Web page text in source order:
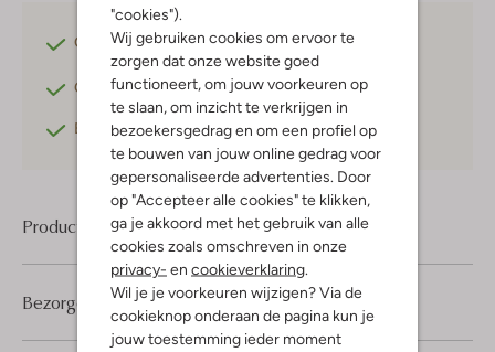
"cookies").
Wij gebruiken cookies om ervoor te
zorgen dat onze website goed
functioneert, om jouw voorkeuren op
te slaan, om inzicht te verkrijgen in
bezoekersgedrag en om een profiel op
te bouwen van jouw online gedrag voor
gepersonaliseerde advertenties. Door
op "Accepteer alle cookies" te klikken,
ga je akkoord met het gebruik van alle
cookies zoals omschreven in onze
privacy- en cookieverklaring
Wil je je voorkeuren wijzigen? Via de
cookieknop onderaan de pagina kun je
jouw toestemming ieder moment
Gratis verzendingvanaf €75,-
Gratis retournerenbinnen 30 dagen*
Betaal achterafmet Klarna
Product informatie
Bezorgen & retourneren